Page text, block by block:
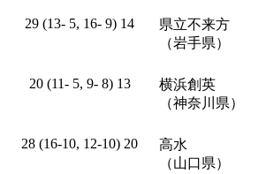
29 (13- 5, 16- 9) 14
県立不来方
（岩手県）
20 (11- 5, 9- 8) 13
横浜創英
（神奈川県）
28 (16-10, 12-10) 20
高水
（山口県）